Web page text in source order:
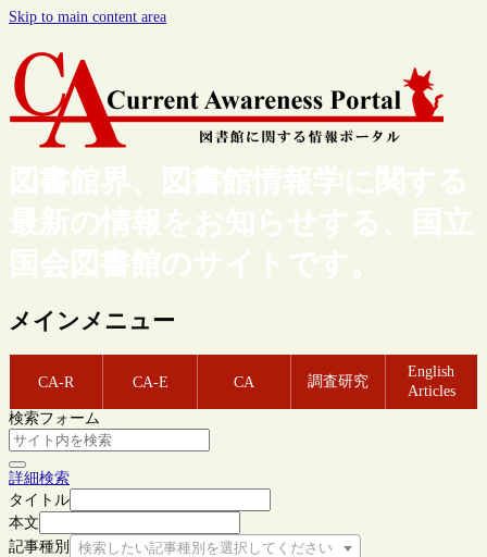
Skip to main content area
図書館界、図書館情報学に関する
最新の情報をお知らせする、国立
国会図書館のサイトです。
メインメニュー
CA-R CA-E CA 調査研究
English
Articles
検索フォーム
詳細検索
タイトル
本文
記事種別
検索したい記事種別を選択してください